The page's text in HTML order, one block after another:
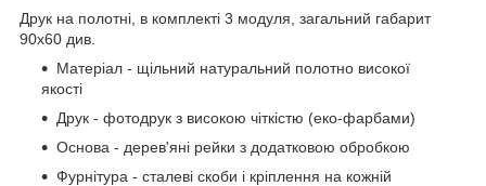
Друк на полотні, в комплекті 3 модуля, загальний габарит
90x60 див.
Матеріал - щільний натуральний полотно високої
якості
Друк - фотодрук з високою чіткістю (еко-фарбами)
Основа - дерев'яні рейки з додатковою обробкою
Фурнітура - сталеві скоби і кріплення на кожній